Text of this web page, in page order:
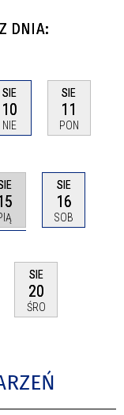
DNIA:
SIE
10
NIE
SIE
11
PON
SIE
16
SOB
SIE
20
ŚRO